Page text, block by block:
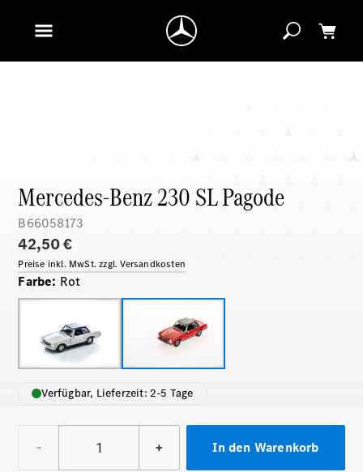
Mercedes-Benz 230 SL Pagode
B66058173
42,50 €
Preise inkl. MwSt. zzgl. Versandkosten
Farbe: Rot
Verfügbar, Lieferzeit: 2-5 Tage
– + In den Warenkorb